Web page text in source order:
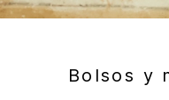
Bolsos y